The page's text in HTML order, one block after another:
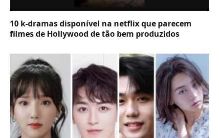
10 k-dramas disponível na netflix que parecem
filmes de Hollywood de tão bem produzidos